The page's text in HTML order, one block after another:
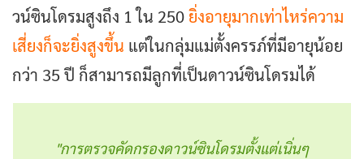
วน์ซินโดรมสูงถึง 1 ใน 250ยิ่งอายุมากเท่าไหร่ความ
เสี่ยงก็จะยิ่งสูงขึ้น แต่ในกลุ่มแม่ตั้งครรภ์ที่มีอายุน้อย
กว่า 35 ปี ก็สามารถมีลูกที่เป็นดาวน์ซินโดรมได้
"การตรวจคัดกรองดาวน์ซินโดรมตั้งแต่เนิ่นๆ